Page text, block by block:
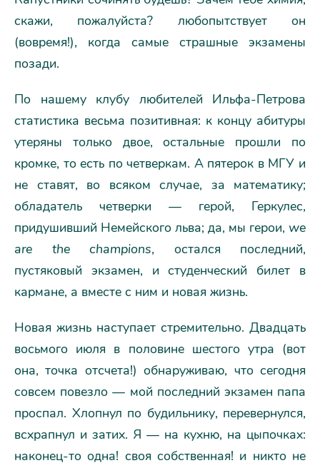
скажи, пожалуйста? любопытствует он
(вовремя!), когда самые страшные экзамены
позади.
По нашему клубу любителей Ильфа-Петрова
статистика весьма позитивная: к концу абитуры
утеряны только двое, остальные прошли по
кромке, то есть по четверкам. А пятерок в МГУ и
не ставят, во всяком случае, за математику;
обладатель четверки — герой, Геркулес,
придушивший Немейского льва; да, мы герои, we
are the champions, остался последний,
пустяковый экзамен, и студенческий билет в
кармане, а вместе с ним и новая жизнь.
Новая жизнь наступает стремительно. Двадцать
восьмого июля в половине шестого утра (вот
она, точка отсчета!) обнаруживаю, что сегодня
совсем повезло — мой последний экзамен папа
проспал. Хлопнул по будильнику, перевернулся,
всхрапнул и затих. Я — на кухню, на цыпочках:
наконец-то одна! своя собственная! и никто не